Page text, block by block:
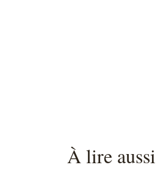
À lire aussi